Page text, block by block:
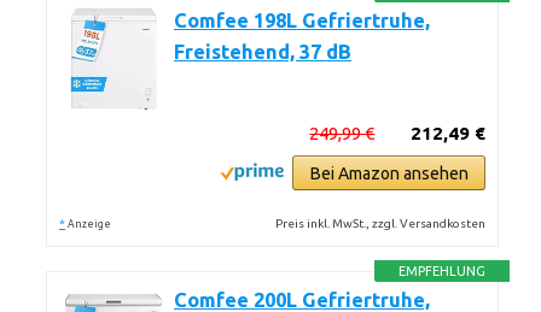
Comfee 198L Gefriertruhe,
Freistehend, 37 dB
212,49 €
249,99 €
Bei Amazon ansehen
* Anzeige Preis inkl. MwSt., zzgl. Versandkosten
EMPFEHLUNG
Comfee 200L Gefriertruhe,